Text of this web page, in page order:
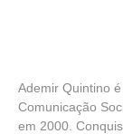
Ademir Quintino
Comunicação
em 2000.